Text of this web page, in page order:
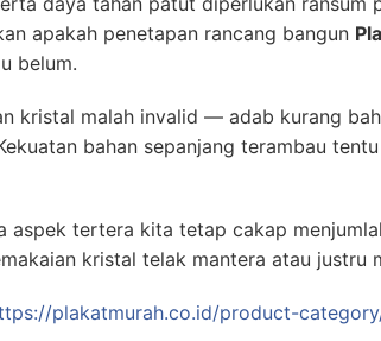
apakah penetapan rancang bangun
belum.
kristal malah invalid — adab kurang
bahan sepanjang terambau
aspek tertera kita tetap cakap
kristal telak mantera atau justru
plakatmurah.co.id/product-